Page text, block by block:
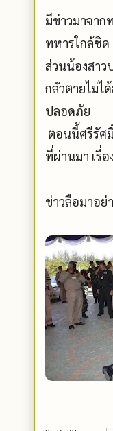
มีข่าวมาจาก
ทหารใกล้ชิด
ส่วนน้องสาว
กลัวตายไม่ไ
ปลอดภัย
ตอนนี้ศรีรัศ
ที่ผ่านมา เรื่
ข่าวลือมาอย่